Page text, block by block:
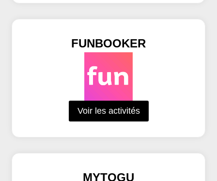
FUNBOOKER
Voir les activités
MYTOGU